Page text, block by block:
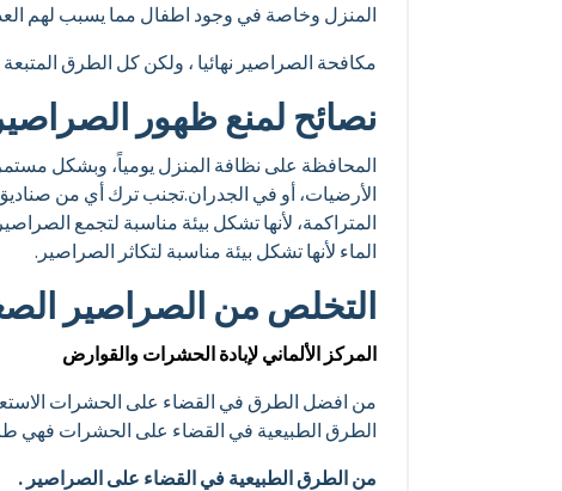
المنزل وخاصة في وجود اطفال مما يسبب لهم
مكافحة الصراصير نهائيا ، ولكن كل الطرق
نصائح لمنع ظهور
المحافظة على نظافة المنزل يومياً، وبشكل
الأرضيات، أو في الجدران.تجنب ترك أي من
المتراكمة، لأنها تشكل بيئة مناسبة لتجمع
الماء لأنها تشكل بيئة مناسبة لتكاثر الصراصير.
التخلص من الصراصير
المركز الألماني لإبادة الحشرات والقوارض
من افضل الطرق في القضاء على الحشرات
الطرق الطبيعية في القضاء على الحشرات فهي
من الطرق الطبيعية في القضاء على الصراصير .